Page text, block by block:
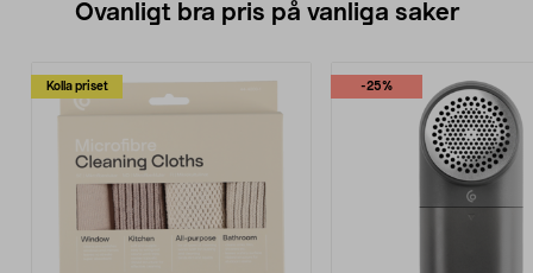
Ovanligt bra pris på vanliga saker
Kolla priset -25%